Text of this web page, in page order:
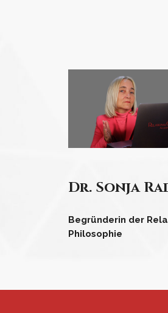
Dr. Sonja
Begründerin der
Philosophie